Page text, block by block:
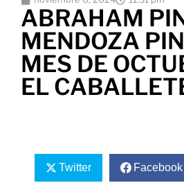
ABRAHAM
MENDOZA
MES DE
EL
Twitter Facebook